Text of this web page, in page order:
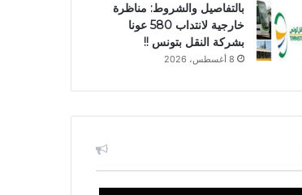
بالتفاصيل والشروط: مناظرة
خارجية لانتداب 580 عونا
بشركة النقل بتونس !!
8 أغسطس، 2026